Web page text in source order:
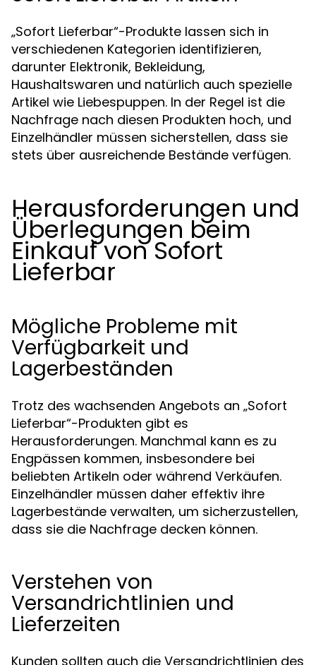
„Sofort Lieferbar“-Produkte lassen sich in
verschiedenen Kategorien identifizieren,
darunter Elektronik, Bekleidung,
Haushaltswaren und natürlich auch spezielle
Artikel wie Liebespuppen. In der Regel ist die
Nachfrage nach diesen Produkten hoch, und
Einzelhändler müssen sicherstellen, dass sie
stets über ausreichende Bestände verfügen.
Herausforderungen und
Überlegungen beim
Einkauf von Sofort
Lieferbar
Mögliche Probleme mit
Verfügbarkeit und
Lagerbeständen
Trotz des wachsenden Angebots an „Sofort
Lieferbar“-Produkten gibt es
Herausforderungen. Manchmal kann es zu
Engpässen kommen, insbesondere bei
beliebten Artikeln oder während Verkäufen.
Einzelhändler müssen daher effektiv ihre
Lagerbestände verwalten, um sicherzustellen,
dass sie die Nachfrage decken können.
Verstehen von
Versandrichtlinien und
Lieferzeiten
Kunden sollten auch die Versandrichtlinien des